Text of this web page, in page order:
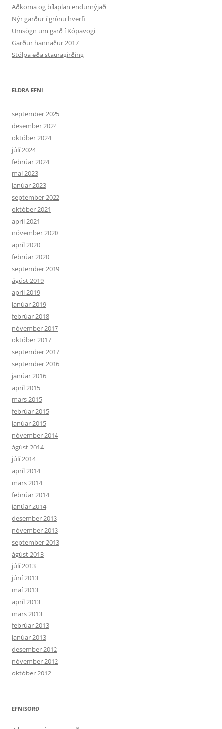
Aðkoma og bílaplan endurnýjað
Nýr garður í grónu hverfi
Umsögn um garð í Kópavogi
Garður hannaður 2017
Stólpa eða stauragirðing
ELDRA EFNI
september 2025
desember 2024
október 2024
júlí 2024
febrúar 2024
maí 2023
janúar 2023
september 2022
október 2021
apríl 2021
nóvember 2020
apríl 2020
febrúar 2020
september 2019
ágúst 2019
apríl 2019
janúar 2019
febrúar 2018
nóvember 2017
október 2017
september 2017
september 2016
janúar 2016
apríl 2015
mars 2015
febrúar 2015
janúar 2015
nóvember 2014
ágúst 2014
júlí 2014
apríl 2014
mars 2014
febrúar 2014
janúar 2014
desember 2013
nóvember 2013
september 2013
ágúst 2013
júlí 2013
júní 2013
maí 2013
apríl 2013
mars 2013
febrúar 2013
janúar 2013
desember 2012
nóvember 2012
október 2012
EFNISORÐ